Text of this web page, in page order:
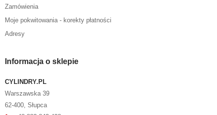
Zamówienia
Moje pokwitowania - korekty płatności
Adresy
Informacja o sklepie
CYLINDRY.PL
Warszawska 39
62-400, Słupca